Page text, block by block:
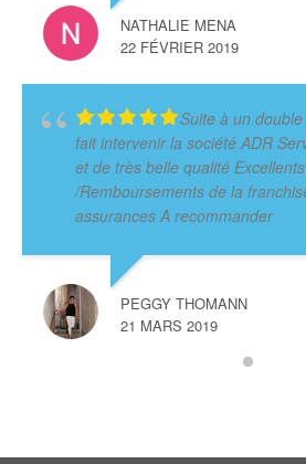
NATHALIE MENA
22 FÉVRIER 2019
Suite à un
fait intervenir la société ADR
et de très belle qualité
/Remboursements de la
assurances A recommander
PEGGY THOMANN
21 MARS 2019